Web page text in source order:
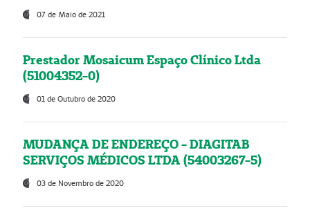
07 de Maio de 2021
Prestador Mosaicum Espaço Clínico Ltda
(51004352-0)
01 de Outubro de 2020
MUDANÇA DE ENDEREÇO - DIAGITAB
SERVIÇOS MÉDICOS LTDA (54003267-5)
03 de Novembro de 2020